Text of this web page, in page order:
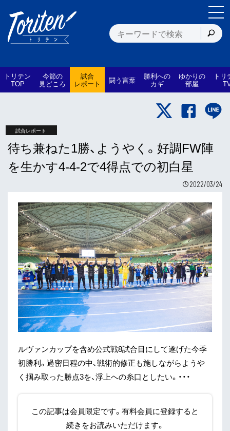
トリテン
TOP
今節の
見どころ
試合
レポート 闘う言葉 勝利への
カギ
ゆかりの
部屋
トリ
試合レポート
待ち兼ねた1勝、ようやく。好調FW陣
を生かす4-4-2で4得点での初白星
2022/03/24
ルヴァンカップを含め公式戦8試合目にして遂げた今季
初勝利。過密日程の中、戦術的修正も施しながらようや
く掴み取った勝点3を、浮上への糸口としたい。・・・
この記事は会員限定です。有料会員に登録すると
続きをお読みいただけます。